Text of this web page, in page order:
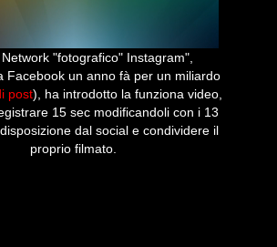
"fotografico" Instagram",
Facebook un anno fà per un miliardo
post), ha introdotto la funziona video,
15 sec modificandoli con i 13
dal social e condividere il
proprio filmato.